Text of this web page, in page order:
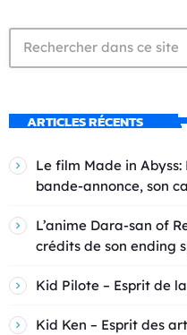
ARTICLES RÉCENTS
Le film Made in
bande-annonce, son
L’anime Dara-san of
crédits de son ending
Kid Pilote – Esprit de
Kid Ken – Esprit des